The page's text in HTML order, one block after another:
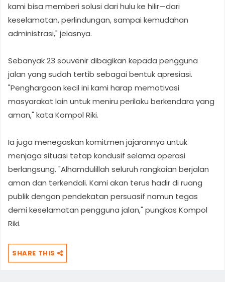
kami bisa memberi solusi dari hulu ke hilir—dari
keselamatan, perlindungan, sampai kemudahan
administrasi," jelasnya.
Sebanyak 23 souvenir dibagikan kepada pengguna
jalan yang sudah tertib sebagai bentuk apresiasi.
"Penghargaan kecil ini kami harap memotivasi
masyarakat lain untuk meniru perilaku berkendara yang
aman," kata Kompol Riki.
Ia juga menegaskan komitmen jajarannya untuk
menjaga situasi tetap kondusif selama operasi
berlangsung. "Alhamdulillah seluruh rangkaian berjalan
aman dan terkendali. Kami akan terus hadir di ruang
publik dengan pendekatan persuasif namun tegas
demi keselamatan pengguna jalan," pungkas Kompol
Riki.
SHARE THIS